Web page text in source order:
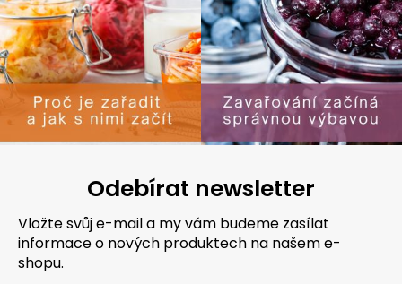
Odebírat newsletter
Vložte svůj e-mail a my vám budeme zasílat
informace o nových produktech na našem e-
shopu.